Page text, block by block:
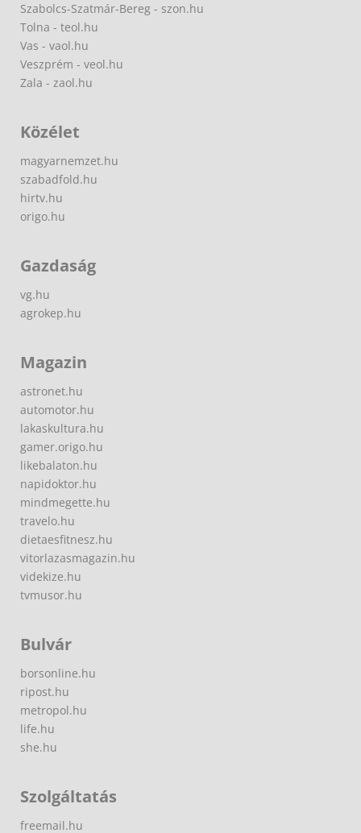
Szabolcs-Szatmár-Bereg - szon.hu
Tolna - teol.hu
Vas - vaol.hu
Veszprém - veol.hu
Zala - zaol.hu
Közélet
magyarnemzet.hu
szabadfold.hu
hirtv.hu
origo.hu
Gazdaság
vg.hu
agrokep.hu
Magazin
astronet.hu
automotor.hu
lakaskultura.hu
gamer.origo.hu
likebalaton.hu
napidoktor.hu
mindmegette.hu
travelo.hu
dietaesfitnesz.hu
vitorlazasmagazin.hu
videkize.hu
tvmusor.hu
Bulvár
borsonline.hu
ripost.hu
metropol.hu
life.hu
she.hu
Szolgáltatás
freemail.hu